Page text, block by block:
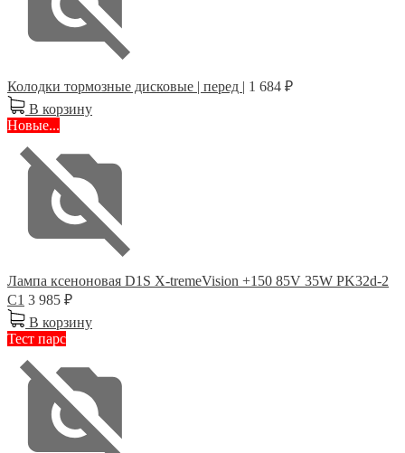
Колодки тормозные дисковые | перед | 1 684 ₽
В корзину
Новые...
Лампа ксеноновая D1S X-tremeVision +150 85V 35W PK32d-2
C1 3 985 ₽
В корзину
Тест парс